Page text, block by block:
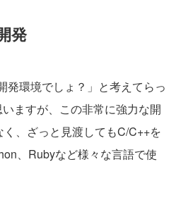
発
環境でしょ？」と考えてらっ
ますが、この非常に強力な開
、ざっと見渡してもC/C++を
、Rubyなど様々な言語で使